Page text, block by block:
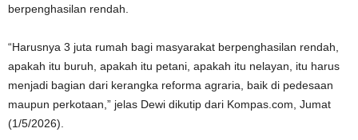
berpenghasilan rendah.
“Harusnya 3 juta rumah bagi masyarakat berpenghasilan rendah,
apakah itu buruh, apakah itu petani, apakah itu nelayan, itu harus
menjadi bagian dari kerangka reforma agraria, baik di pedesaan
maupun perkotaan,” jelas Dewi dikutip dari Kompas.com, Jumat
(1/5/2026).